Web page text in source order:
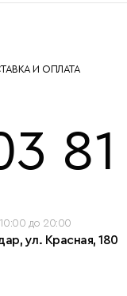
И ОПЛАТА
81
до 20:00
ул. Красная, 180